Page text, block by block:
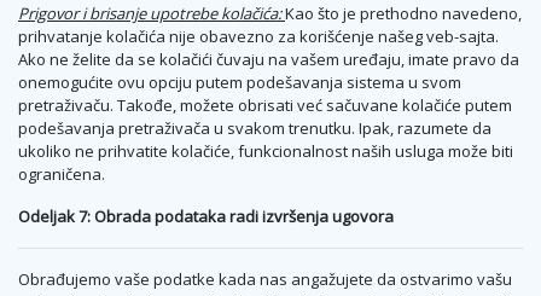
Prigovor i brisanje upotrebe kolačića:Kao što je prethodno navedeno,
prihvatanje kolačića nije obavezno za korišćenje našeg veb-sajta.
Ako ne želite da se kolačići čuvaju na vašem uređaju, imate pravo da
onemogućite ovu opciju putem podešavanja sistema u svom
pretraživaču. Takođe, možete obrisati već sačuvane kolačiće putem
podešavanja pretraživača u svakom trenutku. Ipak, razumete da
ukoliko ne prihvatite kolačiće, funkcionalnost naših usluga može biti
ograničena.
Odeljak 7: Obrada podataka radi izvršenja ugovora
Obrađujemo vaše podatke kada nas angažujete da ostvarimo vašu